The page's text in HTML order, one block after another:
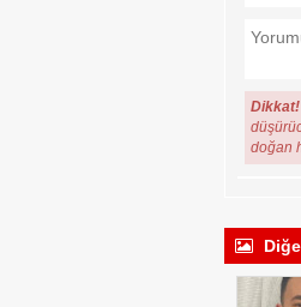
Dikkat!
doğan